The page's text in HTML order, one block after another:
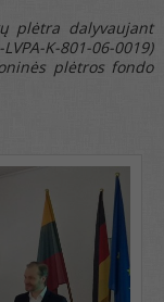
plėtra dalyvaujant
K-801-06-0019)
plėtros fondo